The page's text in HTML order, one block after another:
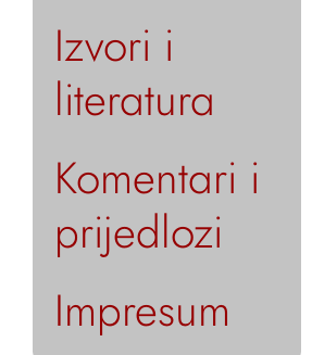
Izvori i
literatura
Komentari i
prijedlozi
Impresum